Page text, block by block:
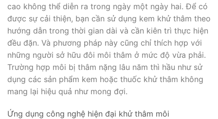
cao không thể diễn ra trong ngày một ngày hai. Để có
được sự cải thiện, bạn cần sử dụng kem khử thâm theo
hướng dẫn trong thời gian dài và cần kiên trì thực hiện
đều đặn. Và phương pháp này cũng chỉ thích hợp với
những người sở hữu đôi môi thâm ở mức độ vừa phải.
Trường hợp môi bị thâm nặng lâu năm thì hầu như sử
dụng các sản phẩm kem hoặc thuốc khử thâm không
mang lại hiệu quả như mong đợi.
Ứng dụng công nghệ hiện đại khử thâm môi